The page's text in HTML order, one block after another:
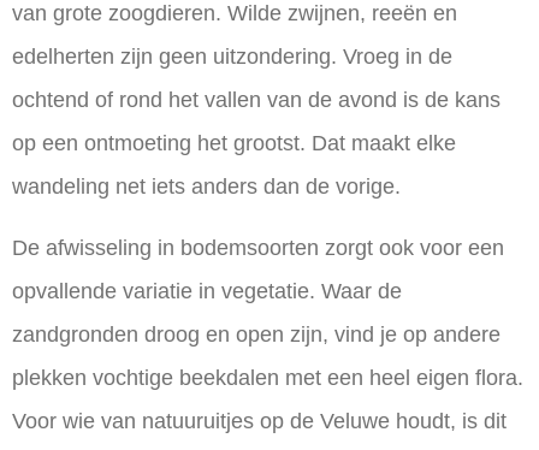
van grote zoogdieren. Wilde zwijnen, reeën en
edelherten zijn geen uitzondering. Vroeg in de
ochtend of rond het vallen van de avond is de kans
op een ontmoeting het grootst. Dat maakt elke
wandeling net iets anders dan de vorige.
De afwisseling in bodemsoorten zorgt ook voor een
opvallende variatie in vegetatie. Waar de
zandgronden droog en open zijn, vind je op andere
plekken vochtige beekdalen met een heel eigen flora.
Voor wie van natuuruitjes op de Veluwe houdt, is dit